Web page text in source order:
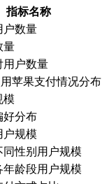
指标名称
户数量
量
用户数量
苹果支付情况分布
模
好分布
户规模
性别用户规模
龄段用户规模